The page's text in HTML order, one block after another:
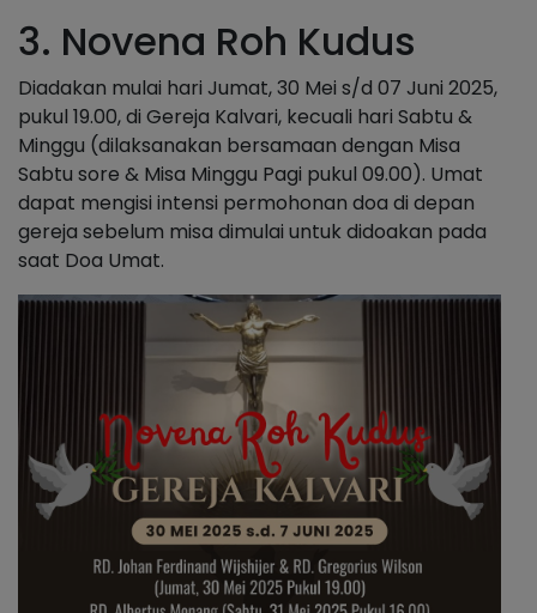
3. Novena Roh Kudus
Diadakan mulai hari Jumat, 30 Mei s/d 07 Juni 2025,
pukul 19.00, di Gereja Kalvari, kecuali hari Sabtu &
Minggu (dilaksanakan bersamaan dengan Misa
Sabtu sore & Misa Minggu Pagi pukul 09.00). Umat
dapat mengisi intensi permohonan doa di depan
gereja sebelum misa dimulai untuk didoakan pada
saat Doa Umat.